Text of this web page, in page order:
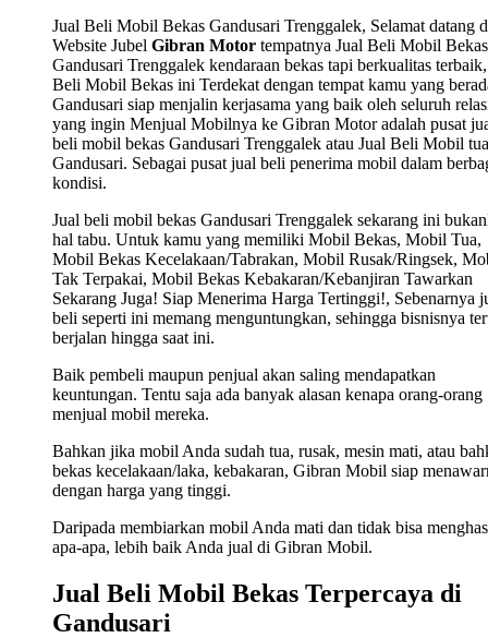
Jual Beli Mobil Bekas Gandusari Trenggalek, Selamat datang
Website Jubel Gibran Motor tempatnya Jual Beli Mobil Bekas
Gandusari Trenggalek kendaraan bekas tapi berkualitas
Beli Mobil Bekas ini Terdekat dengan tempat kamu yang
Gandusari siap menjalin kerjasama yang baik oleh seluruh
yang ingin Menjual Mobilnya ke Gibran Motor adalah pusat
beli mobil bekas Gandusari Trenggalek atau Jual Beli Mobil tua
Gandusari. Sebagai pusat jual beli penerima mobil dalam
kondisi.
Jual beli mobil bekas Gandusari Trenggalek sekarang ini
hal tabu. Untuk kamu yang memiliki Mobil Bekas, Mobil Tua,
Mobil Bekas Kecelakaan/Tabrakan, Mobil Rusak/Ringsek,
Tak Terpakai, Mobil Bekas Kebakaran/Kebanjiran Tawarkan
Sekarang Juga! Siap Menerima Harga Tertinggi!, Sebenarnya
beli seperti ini memang menguntungkan, sehingga bisnisnya
berjalan hingga saat ini.
Baik pembeli maupun penjual akan saling mendapatkan
keuntungan. Tentu saja ada banyak alasan kenapa orang-orang
menjual mobil mereka.
Bahkan jika mobil Anda sudah tua, rusak, mesin mati, atau
bekas kecelakaan/laka, kebakaran, Gibran Mobil siap
dengan harga yang tinggi.
Daripada membiarkan mobil Anda mati dan tidak bisa
apa-apa, lebih baik Anda jual di Gibran Mobil.
Jual Beli Mobil Bekas Terpercaya di
Gandusari